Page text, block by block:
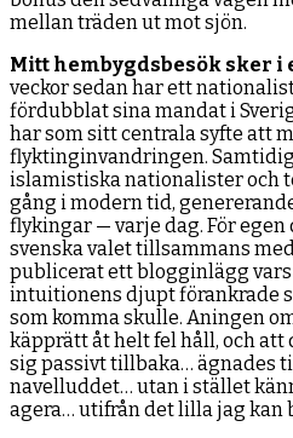
mellan träden ut mot sjön.
Mitt hembygdsbesök sker i
veckor sedan har ett
fördubblat sina mandat i
har som sitt centrala syfte att
flyktinginvandringen.
islamistiska nationalister och
gång i modern tid,
flykingar — varje dag. För
svenska valet tillsammans
publicerat ett blogginlägg
intuitionens djupt förankrade
som komma skulle. Aningen
käpprätt åt helt fel håll, och
sig passivt tillbaka… ägnades
navelluddet… utan i stället
agera… utifrån det lilla jag kan